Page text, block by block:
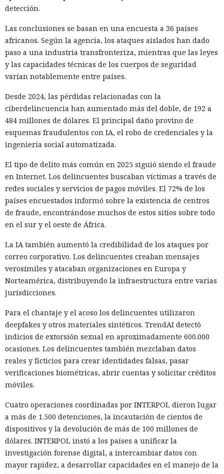
detección.
Las conclusiones se basan en una encuesta a 36 países
africanos. Según la agencia, los ataques aislados han dado
paso a una industria transfronteriza, mientras que las leyes
y las capacidades técnicas de los cuerpos de seguridad
varían notablemente entre países.
Desde 2024, las pérdidas relacionadas con la
ciberdelincuencia han aumentado más del doble, de 192 a
484 millones de dólares. El principal daño provino de
esquemas fraudulentos con IA, el robo de credenciales y la
ingeniería social automatizada.
El tipo de delito más común en 2025 siguió siendo el fraude
en Internet. Los delincuentes buscaban víctimas a través de
redes sociales y servicios de pagos móviles. El 72% de los
países encuestados informó sobre la existencia de centros
de fraude, encontrándose muchos de estos sitios sobre todo
en el sur y el oeste de África.
La IA también aumentó la credibilidad de los ataques por
correo corporativo. Los delincuentes creaban mensajes
verosímiles y atacaban organizaciones en Europa y
Norteamérica, distribuyendo la infraestructura entre varias
jurisdicciones.
Para el chantaje y el acoso los delincuentes utilizaron
deepfakes y otros materiales sintéticos. TrendAI detectó
indicios de extorsión sexual en aproximadamente 600.000
ocasiones. Los delincuentes también mezclaban datos
reales y ficticios para crear identidades falsas, pasar
verificaciones biométricas, abrir cuentas y solicitar créditos
móviles.
Cuatro operaciones coordinadas por INTERPOL dieron lugar
a más de 1.500 detenciones, la incautación de cientos de
dispositivos y la devolución de más de 100 millones de
dólares. INTERPOL instó a los países a unificar la
investigación forense digital, a intercambiar datos con
mayor rapidez, a desarrollar capacidades en el manejo de la